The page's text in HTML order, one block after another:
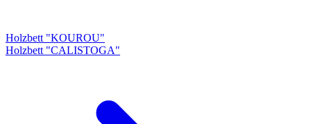
Holzbett "KOUROU"
Holzbett "CALISTOGA"